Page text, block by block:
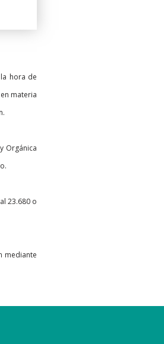
hora de
materia
Orgánica
23.680 o
mediante